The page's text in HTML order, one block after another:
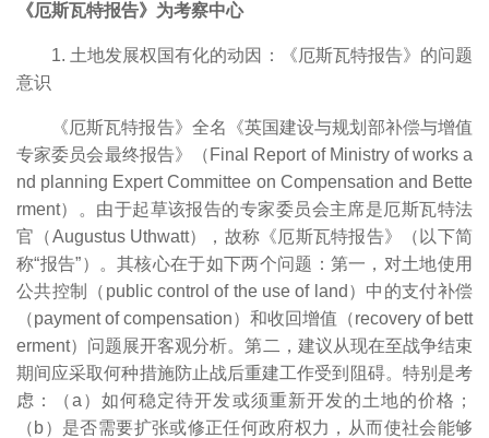
《厄斯瓦特报告》为考察中心
1. 土地发展权国有化的动因：《厄斯瓦特报告》的问题
意识
《厄斯瓦特报告》全名《英国建设与规划部补偿与增值
专家委员会最终报告》（Final Report of Ministry of works a
nd planning Expert Committee on Compensation and Bette
rment）。由于起草该报告的专家委员会主席是厄斯瓦特法
官（Augustus Uthwatt），故称《厄斯瓦特报告》（以下简
称“报告”）。其核心在于如下两个问题：第一，对土地使用
公共控制（public control of the use of land）中的支付补偿
（payment of compensation）和收回增值（recovery of bett
erment）问题展开客观分析。第二，建议从现在至战争结束
期间应采取何种措施防止战后重建工作受到阻碍。特别是考
虑：（a）如何稳定待开发或须重新开发的土地的价格；
（b）是否需要扩张或修正任何政府权力，从而使社会能够